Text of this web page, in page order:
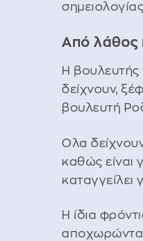
Από λάθος
H
δείχνουν,
βουλευτή
Ολα
καθώς είναι
καταγγείλει
Η ίδια